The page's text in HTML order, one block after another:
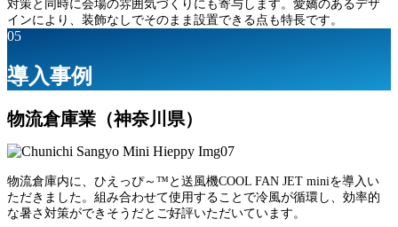
対策と同時に会場の雰囲気づくりにも寄与します。愛嬌のあるデザ
インにより、装飾なしでそのまま設置できる点も特長です。
05
導入事例
物流倉庫業（神奈川県）
物流倉庫内に、ひえっぴ～™と送風機COOL FAN JET miniを導入い
ただきました。組み合わせて使用することで冷風が循環し、効率的
な暑さ対策ができそうだとご好評いただいています。